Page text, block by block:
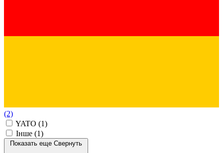
(2)
YATO (1)
Інше (1)
Показать еще Свернуть